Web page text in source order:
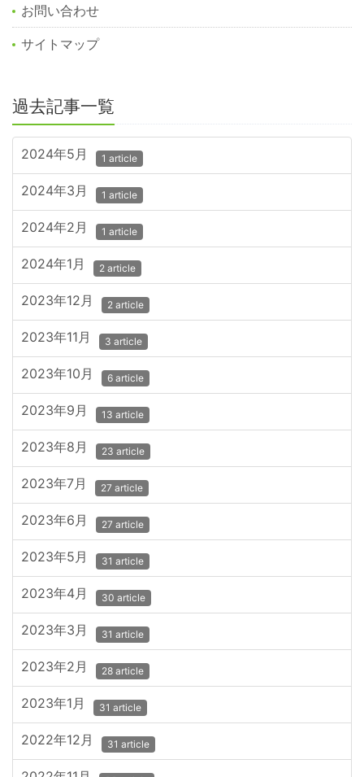
お問い合わせ
サイトマップ
過去記事一覧
2024年5月 1 article
2024年3月 1 article
2024年2月 1 article
2024年1月 2 article
2023年12月 2 article
2023年11月 3 article
2023年10月 6 article
2023年9月 13 article
2023年8月 23 article
2023年7月 27 article
2023年6月 27 article
2023年5月 31 article
2023年4月 30 article
2023年3月 31 article
2023年2月 28 article
2023年1月 31 article
2022年12月 31 article